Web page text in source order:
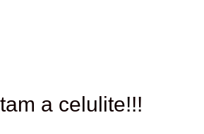
a celulite!!!